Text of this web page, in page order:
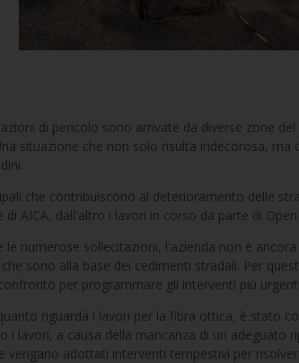
di pericolo sono arrivate da diverse zone
situazione che non solo risulta indecorosa, ma
che contribuiscono al deterioramento delle
di AICA, dall'altro i lavori in corso da parte di Open
le numerose sollecitazioni, l'azienda non è
sono alla base dei cedimenti stradali. Per
per programmare gli interventi più
riguarda i lavori per la fibra ottica, è stato
i lavori, a causa della mancanza di un adeguato
vengano adottati interventi tempestivi per